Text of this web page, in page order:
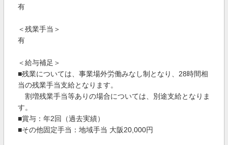
有
＜残業手当＞
有
＜給与補足＞
■残業については、事業場外労働みなし制となり、28時間相
当の残業手当支給となります。
割増残業手当等ありの場合については、別途支給となりま
す。
■賞与：年2回（過去実績）
■その他固定手当：地域手当 大阪20,000円